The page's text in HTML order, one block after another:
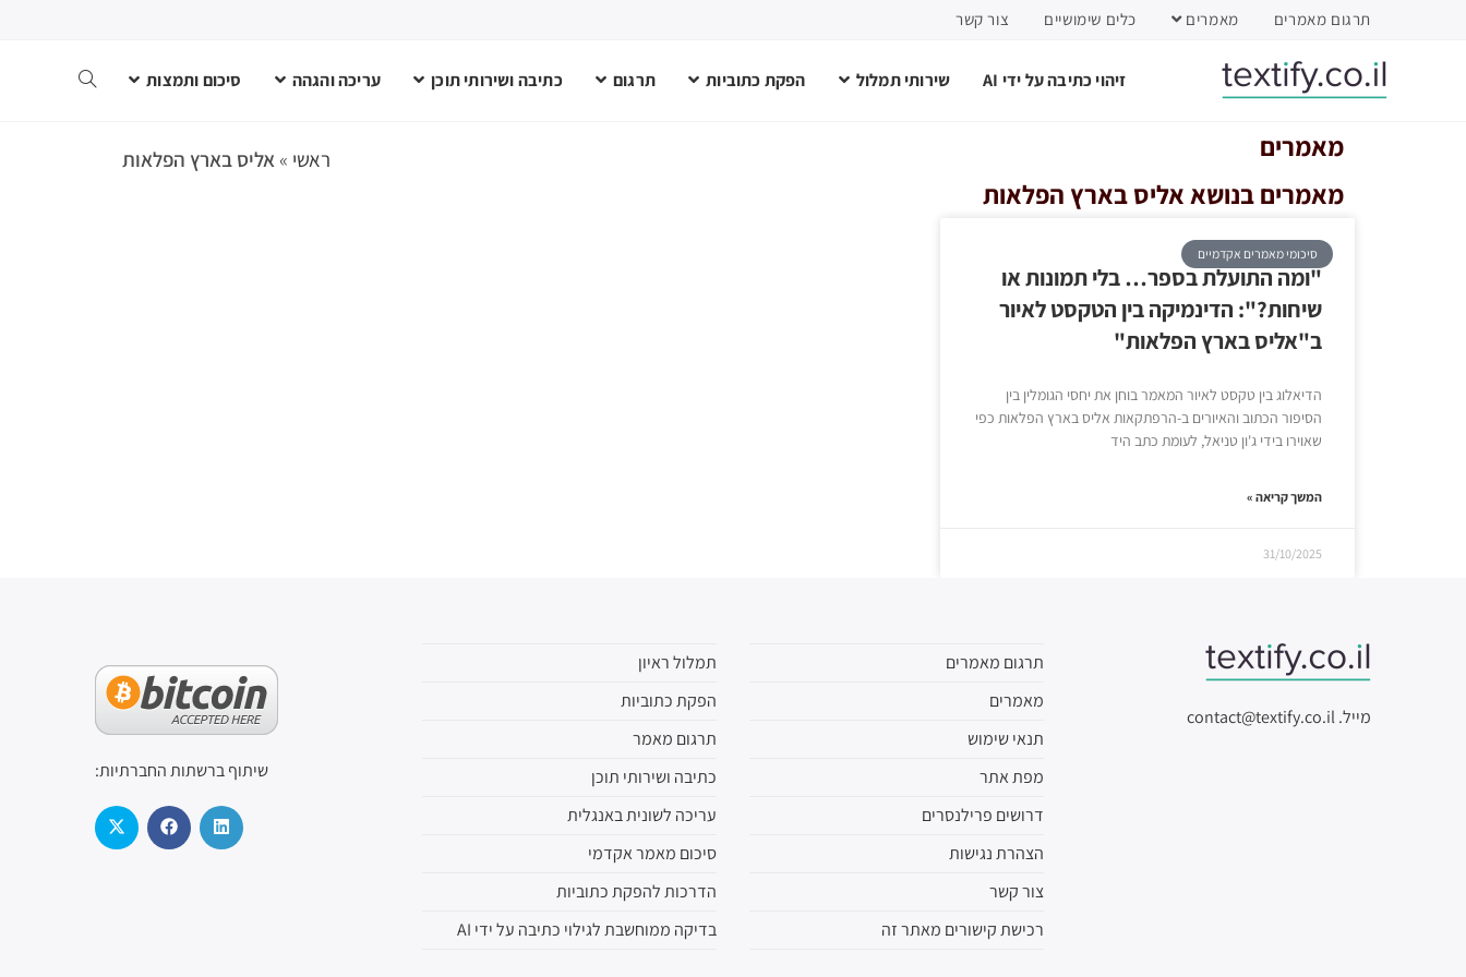
תרגום מאמרים מאמרים כלים שימושיים צור קשר
זיהוי כתיבה על ידי AI שירותי תמלול הפקת כתוביות תרגום כתיבה ושירותי תוכן עריכה והגהה סיכום ותמצות
מאמרים
מאמרים בנושא אליס בארץ הפלאות
ראשי » אליס בארץ הפלאות
סיכומי מאמרים אקדמיים
"ומה התועלת בספר… בלי תמונות או
שיחות?": הדינמיקה בין הטקסט לאיור
ב"אליס בארץ הפלאות"
הדיאלוג בין טקסט לאיור המאמר בוחן את יחסי הגומלין בין
הסיפור הכתוב והאיורים ב-הרפתקאות אליס בארץ הפלאות כפי
שאוירו בידי ג'ון טניאל, לעומת כתב היד
המשך קריאה »
31/10/2025
מייל.contact@textify.co.il
תרגום מאמרים
מאמרים
תנאי שימוש
מפת אתר
דרושים פרילנסרים
הצהרת נגישות
צור קשר
רכישת קישורים מאתר זה
תמלול ראיון
הפקת כתוביות
תרגום מאמר
כתיבה ושירותי תוכן
עריכה לשונית באנגלית
סיכום מאמר אקדמי
הדרכות להפקת כתוביות
בדיקה ממוחשבת לגילוי כתיבה על ידי AI
שיתוף ברשתות החברתיות: